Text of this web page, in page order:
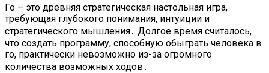
Го – это древняя стратегическая настольная игра,
требующая глубокого понимания, интуиции и
стратегического мышления․ Долгое время считалось,
что создать программу, способную обыграть человека в
го, практически невозможно из-за огромного
количества возможных ходов․